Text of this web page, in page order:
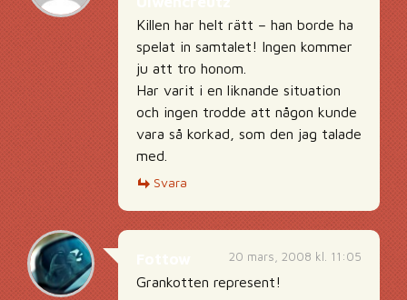
Killen har helt rätt – han borde ha
spelat in samtalet! Ingen kommer
ju att tro honom.
Har varit i en liknande situation
och ingen trodde att någon kunde
vara så korkad, som den jag talade
med.
Svara
20 mars, 2008 kl. 11:05
Grankotten represent!